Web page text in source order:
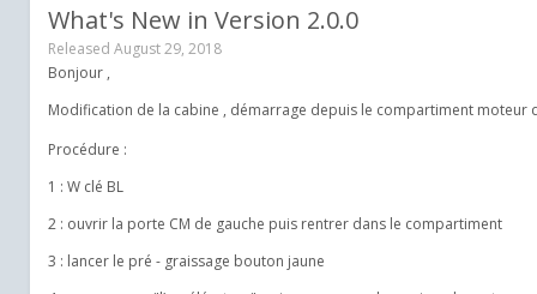
What's New in Version 2.0.0
Released August 29, 2018
Bonjour ,
Modification de la cabine , démarrage depuis le compartiment moteur
Procédure :
1 : W clé BL
2 : ouvrir la porte CM de gauche puis rentrer dans le compartiment
3 : lancer le pré - graissage bouton jaune